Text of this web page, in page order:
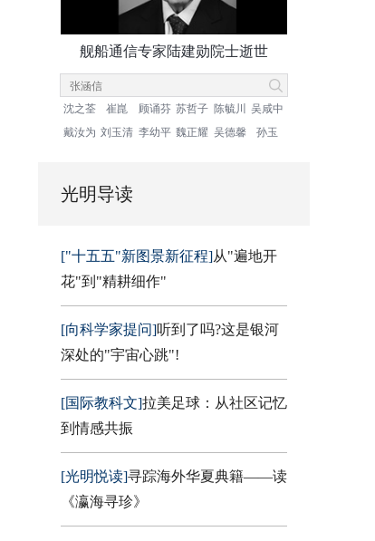
舰船通信专家陆建勋院士逝世
沈之荃 崔崑 顾诵芬 苏哲子 陈毓川
吴咸中
戴汝为 刘玉清 李幼平 魏正耀 吴德馨 孙玉
光明导读
["十五五"新图景新征程]从"遍地开
花"到"精耕细作"
[向科学家提问]听到了吗?这是银河
深处的"宇宙心跳"!
[国际教科文]拉美足球：从社区记忆
到情感共振
[光明悦读]寻踪海外华夏典籍——读
《瀛海寻珍》